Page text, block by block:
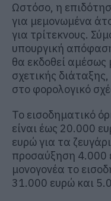
Ωστόσο, η
για μεμονωμένα
για τρίτεκνους.
υπουργική
θα εκδοθεί
σχετικής
στο φορολογικό
Το εισοδηματικό
είναι έως 20.000
ευρώ για τα
προσαύξηση 4.000
μονογονέα το
31.000 ευρώ και